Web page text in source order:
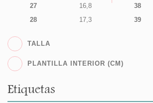
27
16,8
28
17,3
38
39
TALLA
PLANTILLA INTERIOR (CM)
Etiquetas